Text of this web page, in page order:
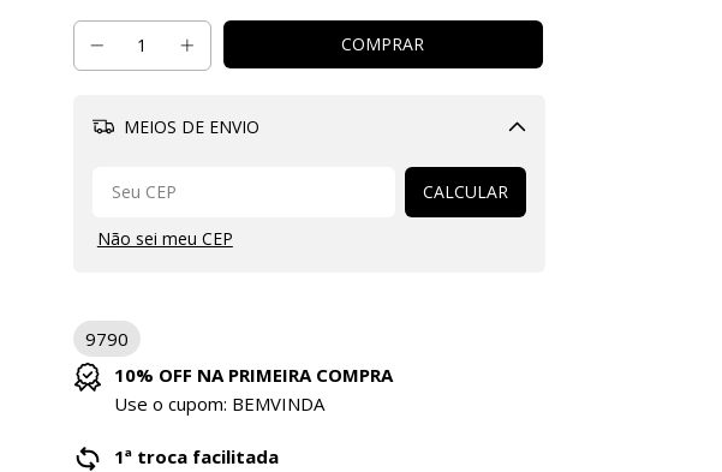
MEIOS DE ENVIO
Alterar CEP
CALCULAR
Não sei meu CEP
9790
10% OFF NA PRIMEIRA COMPRA
Use o cupom: BEMVINDA
1ª troca facilitada